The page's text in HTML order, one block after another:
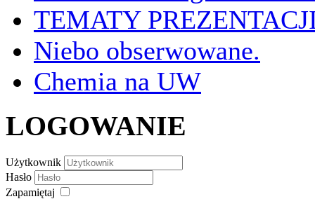
TEMATY
Niebo obserwowane.
Chemia na UW
LOGOWANIE
Użytkownik
Hasło
Zapamiętaj